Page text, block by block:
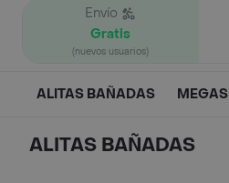
Envío
Gratis
(nuevos usuarios)
ALITAS BAÑADAS MEGAS
ALITAS BAÑADAS